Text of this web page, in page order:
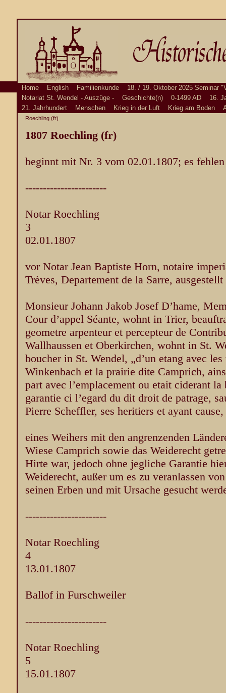
Home English Familienkunde
18. / 19. Oktober 2025 Seminar
Notariat St. Wendel - Auszüge -
Geschichte(n) 0-1499 AD
16.
21. Jahrhundert
Menschen Krieg in der Luft Krieg am Boden
Roechling (fr)
1807 Roechling (fr)
beginnt mit Nr. 3 vom 02.01.1807; es
-----------------------
Notar Roechling
3
02.01.1807
vor Notar Jean Baptiste Horn, notaire
Trèves, Departement de la Sarre,
Monsieur Johann Jakob Josef D’hame,
Cour d’appel Séante, wohnt in Trier,
geometre arpenteur et percepteur de
Wallhaussen et Oberkirchen, wohnt in St.
boucher in St. Wendel, „d’un etang avec
Winkenbach et la prairie dite Camprich,
part avec l’emplacement ou etait ciderant la
garantie ci l’egard du dit droit de patrage,
Pierre Scheffler, ses heritiers et ayant
eines Weihers mit den angrenzenden
Wiese Camprich sowie das Weiderecht
Hirte war, jedoch ohne jegliche Garantie
Weiderecht, außer um es zu veranlassen
seinen Erben und mit Ursache gesucht
-----------------------
Notar Roechling
4
13.01.1807
Ballof in Furschweiler
-----------------------
Notar Roechling
5
15.01.1807